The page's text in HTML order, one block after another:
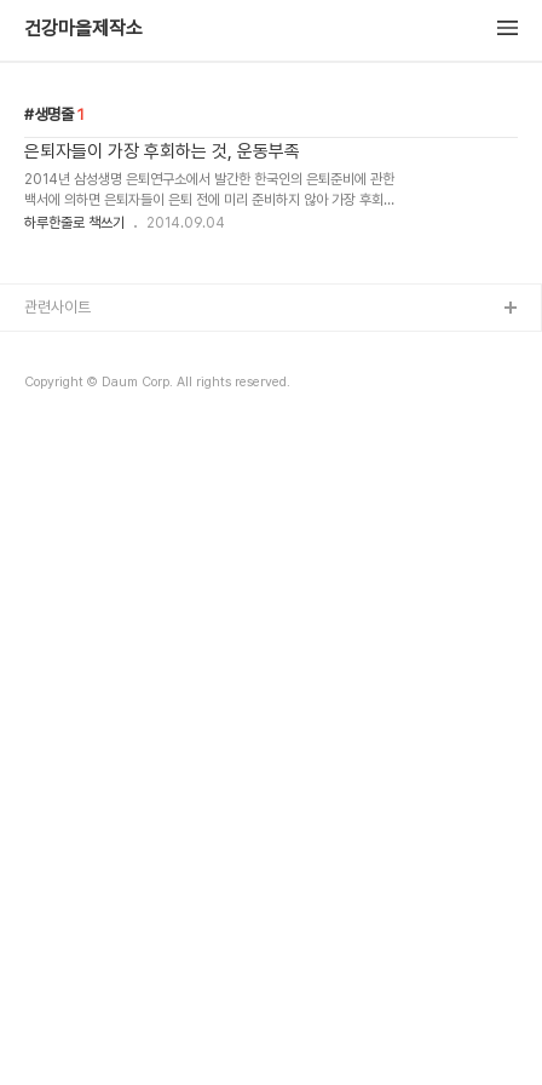
건강마을제작소
생명줄 1
은퇴자들이 가장 후회하는 것, 운동부족
2014년 삼성생명 은퇴연구소에서 발간한 한국인의 은퇴준비에 관한
백서에 의하면 은퇴자들이 은퇴 전에 미리 준비하지 않아 가장 후회하
는 것으로 1순위 : 의료비, 간병비 준비부족 2순위 : 정기적인 건강검
하루한줄로 책쓰기 2014.09.04
Copyright © Daum Corp. All rights reserved.
관련사이트